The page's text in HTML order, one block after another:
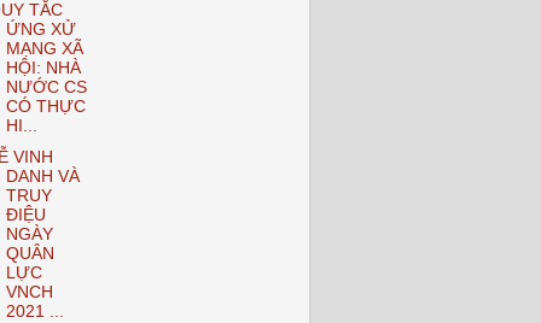
TẮC
ỨNG XỬ
MẠNG XÃ
HỘI: NHÀ
NƯỚC CS
CÓ THỰC
HI...
VINH
DANH VÀ
TRUY
ĐIỆU
NGÀY
QUÂN
LỰC
VNCH
2021 ...